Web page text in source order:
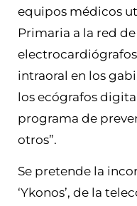
equipos médicos
Primaria a la red
intraoral en los
los ecógrafos
programa de
otros”.
Se pretende la
‘Ykonos’, de la